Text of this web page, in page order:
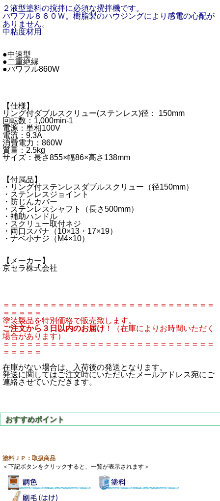
２液型塗料の撹拌に必須な攪拌機です。
パワフル８６０Ｗ。樹脂製のハウジングにより感電の心配が
ありません。
中粘度材用
●中速型
●二重絶縁
●パワフル860W
【仕様】
リング付ダブルスクリュー(ステンレス)径： 150mm
回転数：1,000min-1
電源：単相100V
電流：9.3A
消費電力：860W
質量：2.5kg
サイズ：長さ855×幅86×高さ138mm
【付属品】
・リング付ステンレスダブルスクリュー（径150mm）
・ステンレスジョイント
・防じんカバー
・ステンレスシャフト（長さ500mm）
・補助ハンドル
・スクリュー取付ネジ
・両口スパナ（10×13・17×19）
・ナベ小ナジ（M4×10）
【メーカー】
京セラ株式会社
＝＝＝＝＝＝＝＝＝＝＝＝＝＝＝＝＝＝＝＝＝＝＝＝＝＝＝
＝＝＝＝＝
塗装製品を特別価格で販売致します。
ご注文から３日以内のお届け ！（在庫によりお時間いただく
場合があります）
＝＝＝＝＝＝＝＝＝＝＝＝＝＝＝＝＝＝＝＝＝＝＝＝＝＝＝
＝＝＝＝＝
在庫がない場合は、入荷後の発送となります。
発送に関してはご注文時にいただいたメールアドレス宛にご
連絡させていただきます。
塗料ＪＰ：取扱商品
＜下記ボタンをクリックすると、一覧が表示されます＞